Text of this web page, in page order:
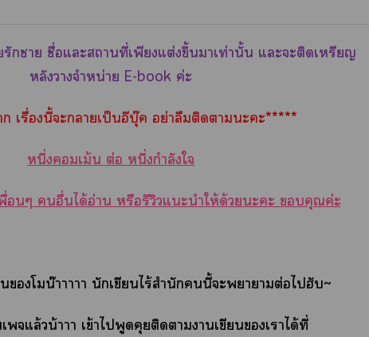
รักา ชื่อแะสถานที่เพียงแต่งขึ้นาเท่านั้น แะะติดเหรียญ
หลังาจำหน่าย E-book ค่ะ
เรื่องนี้ะาเป็นอีบุ๊ค อย่าลืมติดาะะ*****
หนึ่งเม้น ต่อ หนึ่งกำลังใ
อนๆ อื่นได้อ่าน หรือรีวิวแะนำให้ด้วยะะ คุณค่ะ
โมน๊าาาาา นักเขียนไร้สำนักนี้ะาาต่อไฮับ~
จแล้วน้าาา เข้าไพูดคุยติดาาเขียนเาได้ที่